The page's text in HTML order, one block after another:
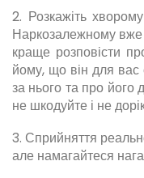
2. Розкажіть
Наркозалежному
краще розповісти
йому, що він для вас
за нього та про
не шкодуйте і не
3. Сприйняття
але намагайтеся